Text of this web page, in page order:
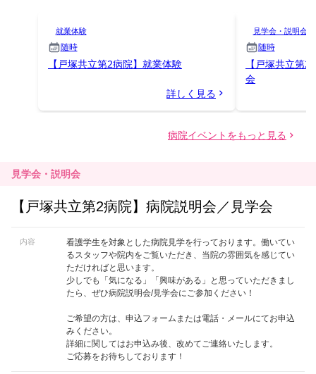
見学会・説明会
【戸塚共立第2病院】病院説明会／見学会
内容
看護学生を対象とした病院見学を行っております。働いてい
るスタッフや院内をご覧いただき、当院の雰囲気を感じてい
ただければと思います。
少しでも「気になる」「興味がある」と思っていただきまし
たら、ぜひ病院説明会/見学会にご参加ください！
ご希望の方は、申込フォームまたは電話・メールにてお申込
みください。
詳細に関してはお申込み後、改めてご連絡いたします。
ご応募をお待ちしております！